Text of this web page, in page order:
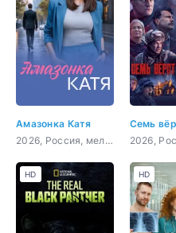
Амазонка Катя
2026, Россия, мелодрама
HD HD